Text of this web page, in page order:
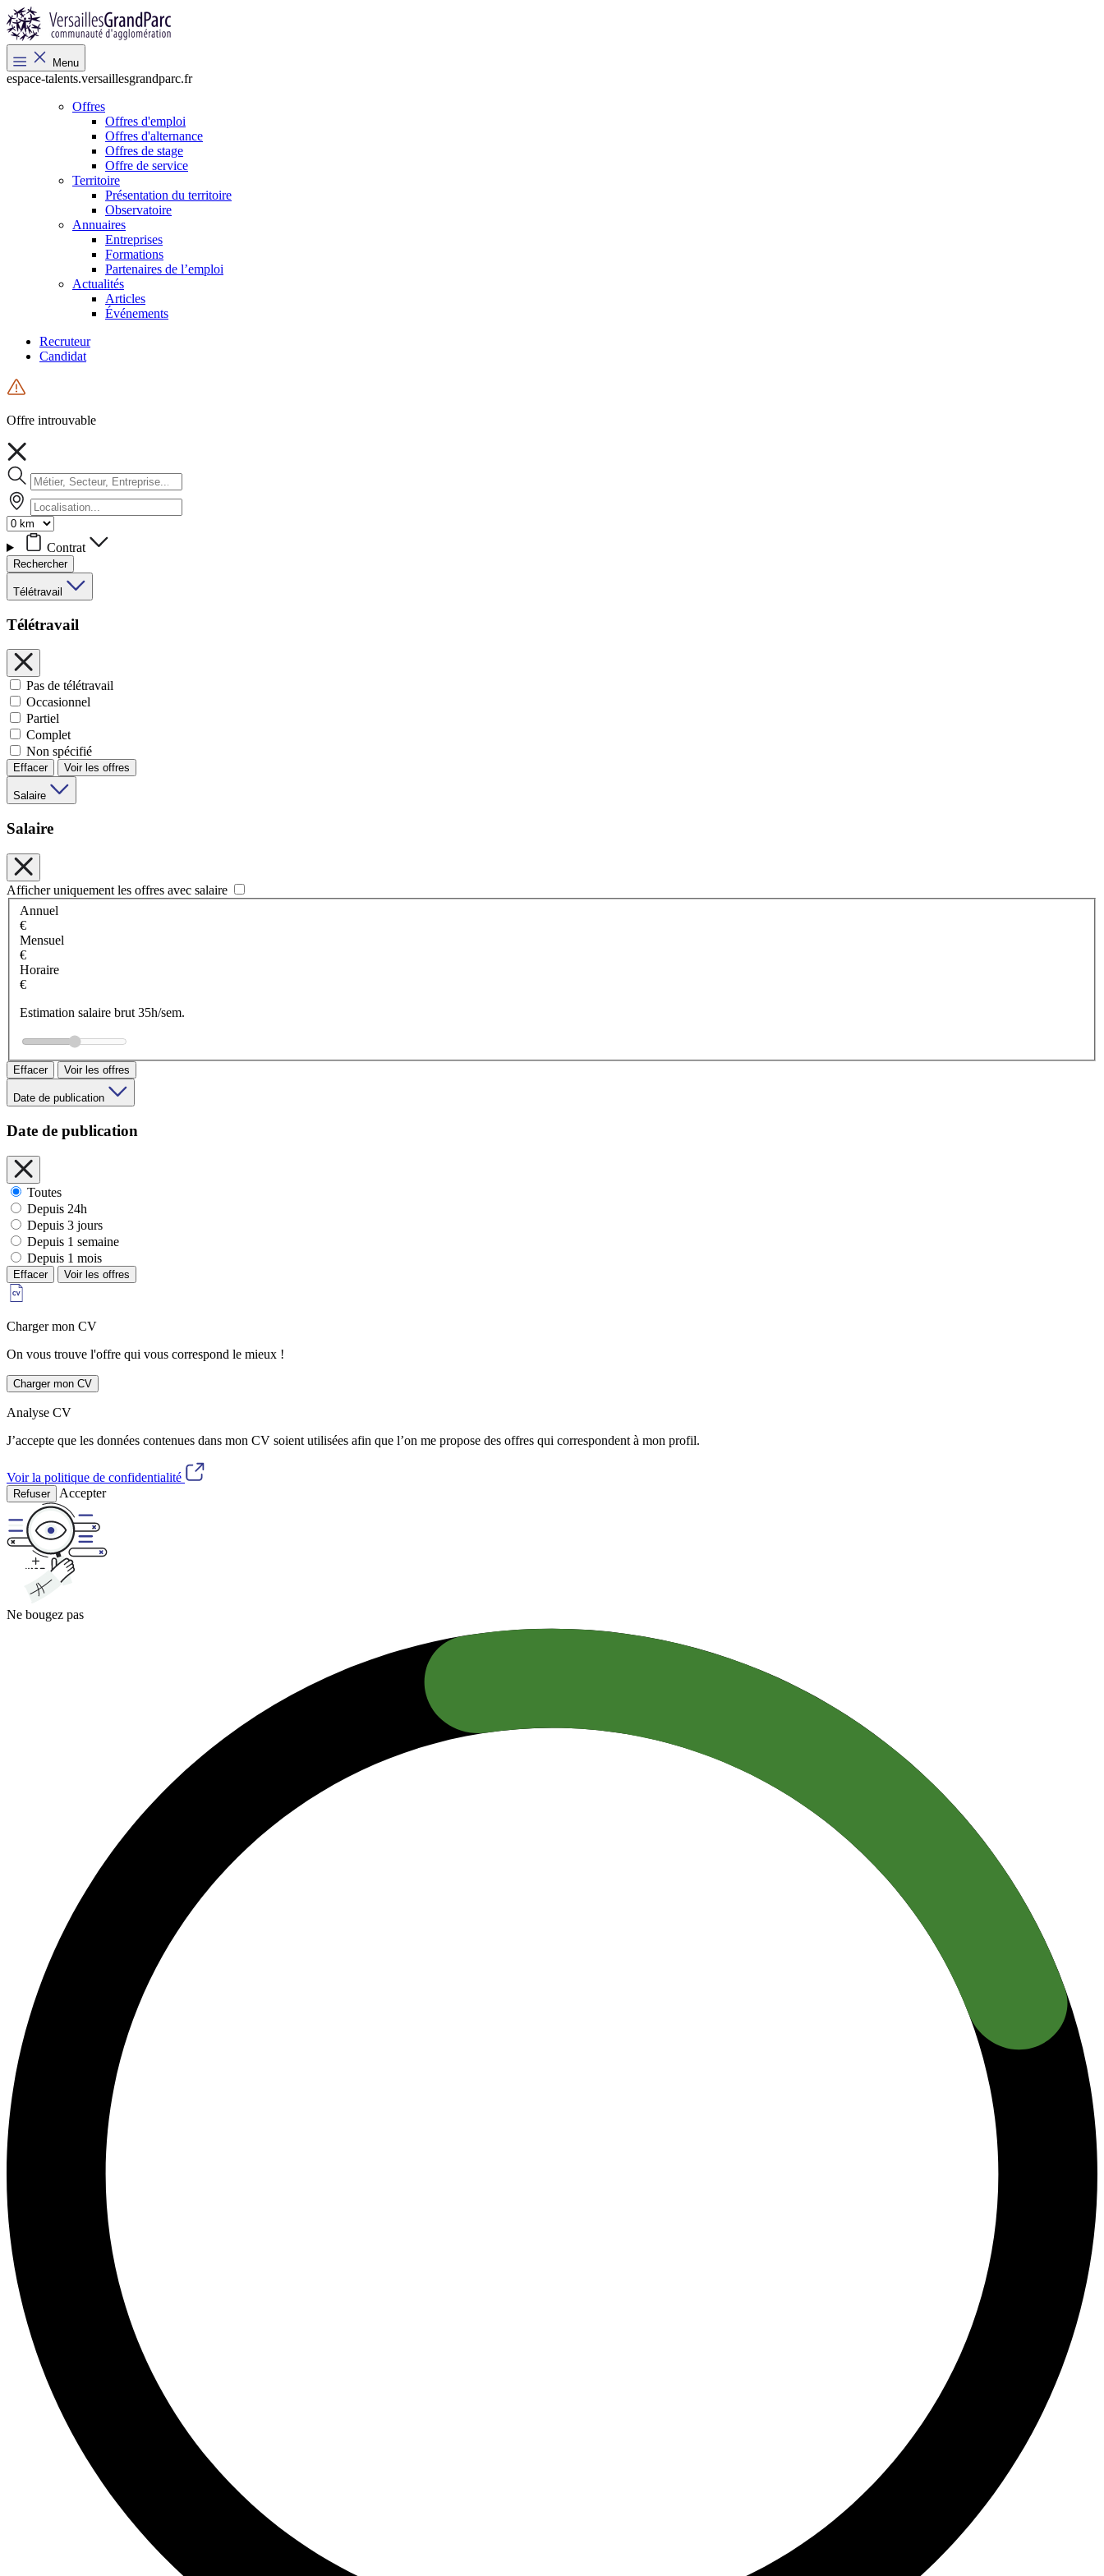
Menu
espace-talents.versaillesgrandparc.fr
Offres
Offres d'emploi
Offres d'alternance
Offres de stage
Offre de service
Territoire
Présentation du territoire
Observatoire
Annuaires
Entreprises
Formations
Partenaires de l’emploi
Actualités
Articles
Événements
Recruteur
Candidat
Offre introuvable
Contrat
Rechercher
Télétravail
Télétravail
Pas de télétravail
Occasionnel
Partiel
Complet
Non spécifié
Effacer Voir les offres
Salaire
Salaire
Afficher uniquement les offres avec salaire
Annuel
€
Mensuel
€
Horaire
€
Estimation salaire brut 35h/sem.
Effacer Voir les offres
Date de publication
Date de publication
Toutes
Depuis 24h
Depuis 3 jours
Depuis 1 semaine
Depuis 1 mois
Effacer Voir les offres
Charger mon CV
On vous trouve l'offre qui vous correspond le mieux !
Charger mon CV
Analyse CV
J’accepte que les données contenues dans mon CV soient utilisées afin que l’on me propose des offres qui correspondent à mon profil.
Voir la politique de confidentialité
Refuser Accepter
Ne bougez pas